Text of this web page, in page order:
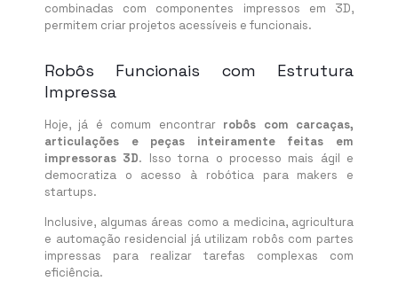
combinadas com componentes impressos em 3D,
permitem criar projetos acessíveis e funcionais.
Robôs Funcionais com Estrutura
Impressa
Hoje, já é comum encontrar robôs com carcaças,
articulações e peças inteiramente feitas em
impressoras 3D. Isso torna o processo mais ágil e
democratiza o acesso à robótica para makers e
startups.
Inclusive, algumas áreas como a medicina, agricultura
e automação residencial já utilizam robôs com partes
impressas para realizar tarefas complexas com
eficiência.